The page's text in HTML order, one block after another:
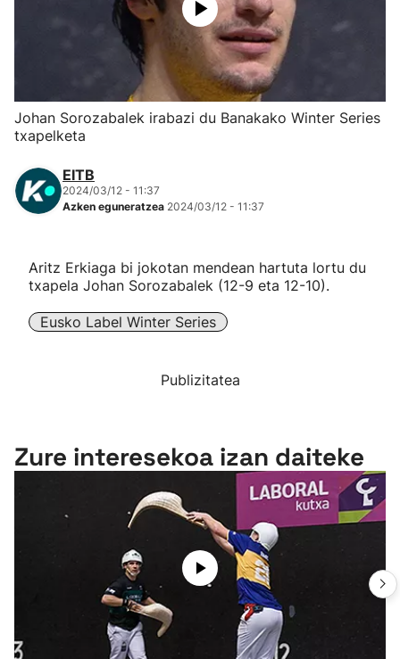
Kirolak 360
Atletismoa
Kirol gehiago
"Helmuga"
Johan Sorozabalek irabazi du Banakako Winter Series
txapelketa
EITB
2024/03/12 - 11:37
Azken eguneratzea 2024/03/12 - 11:37
Aritz Erkiaga bi jokotan mendean hartuta lortu du
txapela Johan Sorozabalek (12-9 eta 12-10).
Eusko Label Winter Series
Publizitatea
Zure interesekoa izan daiteke